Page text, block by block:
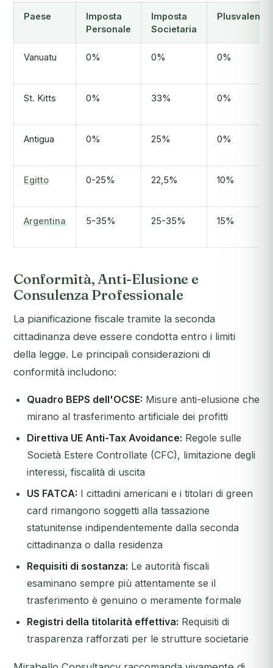
Paese
Imposta
Personale
Imposta
Societaria
Plusvalenze
Vanuatu 0% 0% 0%
St. Kitts 0% 33% 0%
Antigua 0% 25% 0%
Egitto 0-25% 22,5% 10%
Argentina 5-35% 25-35% 15%
Conformità, Anti-Elusione e
Consulenza Professionale
La pianificazione fiscale tramite la seconda
cittadinanza deve essere condotta entro i limiti
della legge. Le principali considerazioni di
conformità includono:
Quadro BEPS dell'OCSE: Misure anti-elusione che
mirano al trasferimento artificiale dei profitti
Direttiva UE Anti-Tax Avoidance: Regole sulle
Società Estere Controllate (CFC), limitazione degli
interessi, fiscalità di uscita
US FATCA: I cittadini americani e i titolari di green
card rimangono soggetti alla tassazione
statunitense indipendentemente dalla seconda
cittadinanza o dalla residenza
Requisiti di sostanza: Le autorità fiscali
esaminano sempre più attentamente se il
trasferimento è genuino o meramente formale
Registri della titolarità effettiva: Requisiti di
trasparenza rafforzati per le strutture societarie